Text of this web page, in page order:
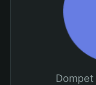
Dompet